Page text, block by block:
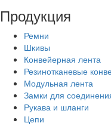
Продукция
Ремни
Шкивы
Конвейерная лента
Резинотканевые
Модульная лента
Замки для
Рукава и шланги
Цепи